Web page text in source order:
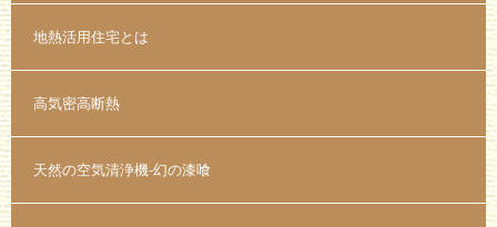
地熱活用住宅とは
高気密高断熱
天然の空気清浄機-幻の漆喰